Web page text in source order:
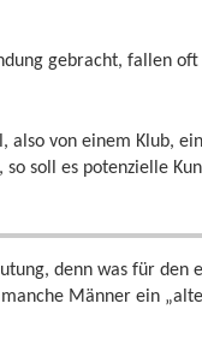
gebracht, fallen
also von einem Klub,
soll es potenzielle
denn was für
Männer ein